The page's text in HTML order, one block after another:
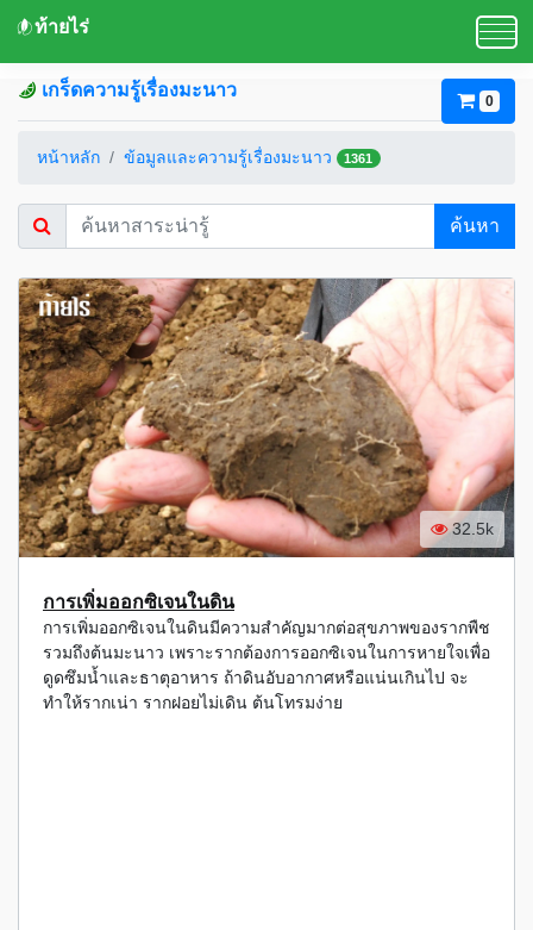
ท้ายไร่
เกร็ดความรู้เรื่องมะนาว
0
หน้าหลัก ข้อมูลและความรู้เรื่องมะนาว 1361
ค้นหา
32.5k
การเพิ่มออกซิเจนในดิน
การเพิ่มออกซิเจนในดินมีความสำคัญมากต่อสุขภาพของรากพืช
รวมถึงต้นมะนาว เพราะรากต้องการออกซิเจนในการหายใจเพื่อ
ดูดซึมน้ำและธาตุอาหาร ถ้าดินอับอากาศหรือแน่นเกินไป จะ
ทำให้รากเน่า รากฝอยไม่เดิน ต้นโทรมง่าย